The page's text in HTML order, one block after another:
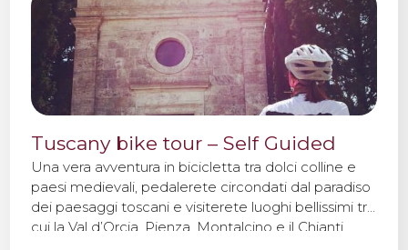
Tuscany bike tour – Self Guided
Una vera avventura in bicicletta tra dolci colline e
paesi medievali, pedalerete circondati dal paradiso
dei paesaggi toscani e visiterete luoghi bellissimi tra
cui la Val d’Orcia, Pienza, Montalcino e il Chianti.